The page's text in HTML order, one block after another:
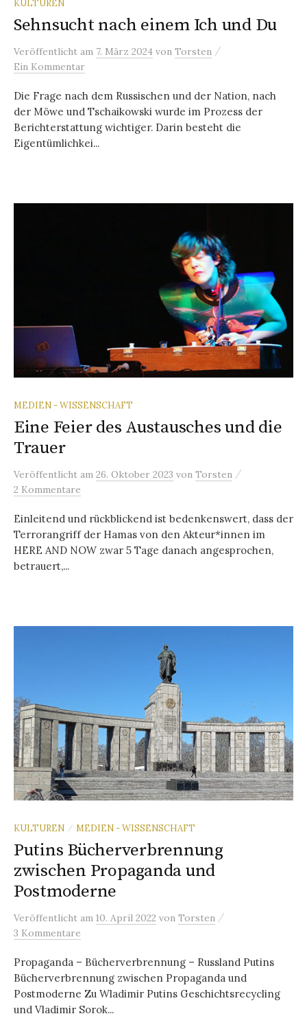
KULTUREN
Sehnsucht nach einem Ich und Du
Veröffentlicht am 7. März 2024 von Torsten /
Ein Kommentar
Die Frage nach dem Russischen und der Nation, nach
der Möwe und Tschaikowski wurde im Prozess der
Berichterstattung wichtiger. Darin besteht die
Eigentümlichkei...
MEDIEN - WISSENSCHAFT
Eine Feier des Austausches und die
Trauer
Veröffentlicht am 26. Oktober 2023 von Torsten /
2 Kommentare
Einleitend und rückblickend ist bedenkenswert, dass der
Terrorangriff der Hamas von den Akteur*innen im
HERE AND NOW zwar 5 Tage danach angesprochen,
betrauert,...
KULTUREN / MEDIEN - WISSENSCHAFT
Putins Bücherverbrennung
zwischen Propaganda und
Postmoderne
Veröffentlicht am 10. April 2022 von Torsten /
3 Kommentare
Propaganda – Bücherverbrennung – Russland Putins
Bücherverbrennung zwischen Propaganda und
Postmoderne Zu Wladimir Putins Geschichtsrecycling
und Vladimir Sorok...